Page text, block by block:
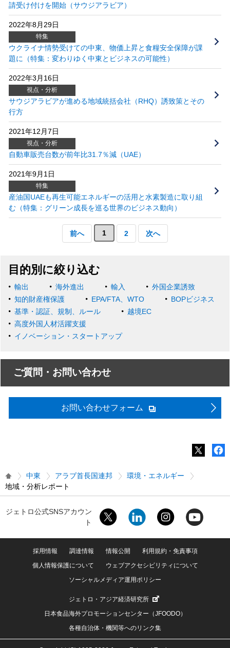
請受け付けを開始（サウジアラビア）
2022年8月29日
特集
ウクライナ情勢受けての中東、物価上昇と食糧安全保障が課
題に（特集：変わりゆく中東とビジネスの可能性）
2022年3月16日
視点・分析
サウジアラビアが進める地域統括会社（RHQ）誘致策とその
行方
2021年12月7日
視点・分析
自動車販売台数が前年比31.7％減（UAE）
2021年9月1日
特集
産油国UAEも再生可能エネルギーの活用と水素製造に取り組
む（特集：グリーン成長を巡る世界のビジネス動向）
前へ 1 2 次へ
目的別に絞り込む
輸出 海外進出 輸入
外国企業誘致
知的財産権保護
EPA/FTA、WTO
BOPビジネス
基準・認証、規制、ルール
越境EC
高度外国人材活躍支援
イノベーション・スタートアップ
ご質問・お問い合わせ
お問い合わせフォーム
中東 アラブ首長国連邦
環境・エネルギー
地域・分析レポート
ジェトロ公式SNSアカウン
ト
採用情報 調達情報 情報公開
利用規約・免責事項
個人情報保護について
ウェブアクセシビリティについて
ソーシャルメディア運用ポリシー
ジェトロ・アジア経済研究所
日本食品海外プロモーションセンター（JFOODO）
各種自治体・機関等へのリンク集